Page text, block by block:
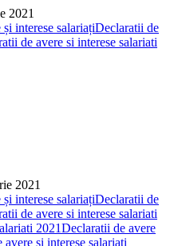
2021
interese salariațiDeclaratii de
de avere si interese salariati
2021
interese salariațiDeclaratii de
de avere si interese salariati
2021Declaratii de avere
avere si interese salariati